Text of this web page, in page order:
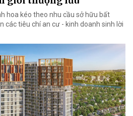
hoa kéo theo nhu cầu sở hữu bất
các tiêu chí an cư - kinh doanh sinh lời